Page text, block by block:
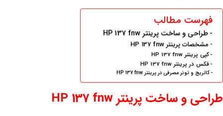
فهرست مطالب
طراحی و ساخت پرینتر HP 137 fnw
مشخصات پرینتر HP 137 fnw
کپی پرینتر HP 137 fnw
فکس در پرینتر HP 137 fnw
کاتریج و تونر مصرفی در پرینتر HP 137 fnw
طراحی و ساخت پرینتر HP 137 fnw